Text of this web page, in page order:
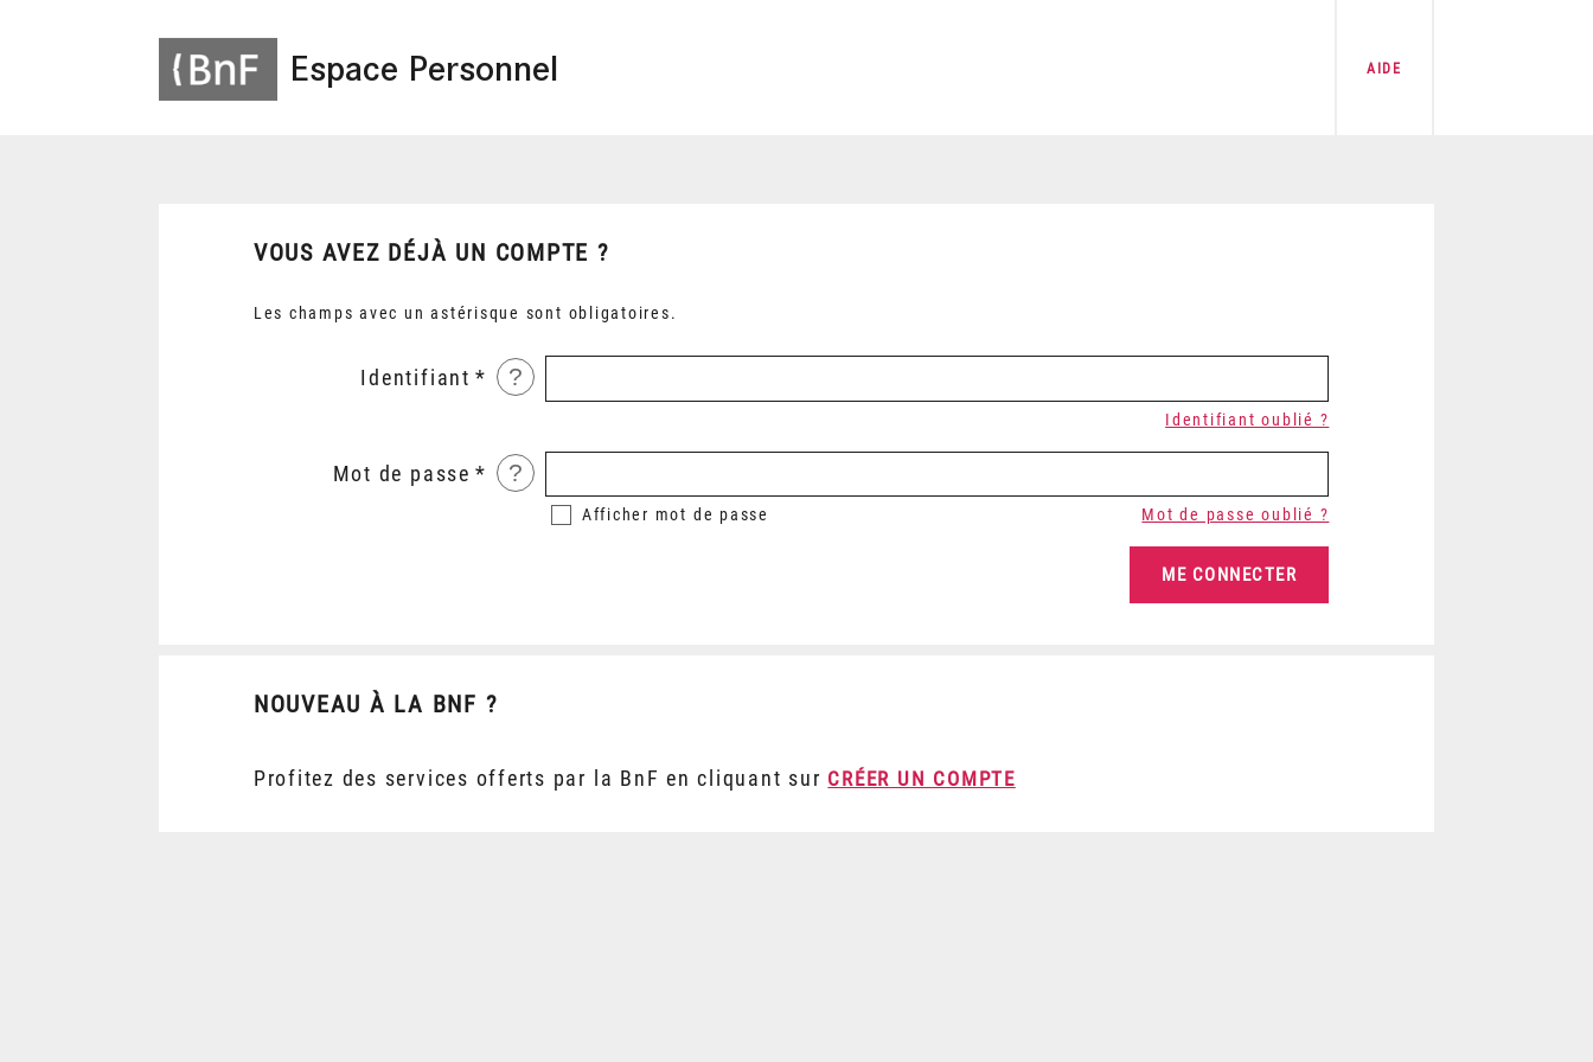
Espace Personnel AIDE
VOUS AVEZ DÉJÀ UN COMPTE ?
Les champs avec un astérisque sont obligatoires.
Identifiant ?
Identifiant oublié ?
Mot de passe ?
Afficher mot de passe Mot de passe oublié ?
NOUVEAU À LA BNF ?
Profitez des services offerts par la BnF en cliquant sur CRÉER UN COMPTE